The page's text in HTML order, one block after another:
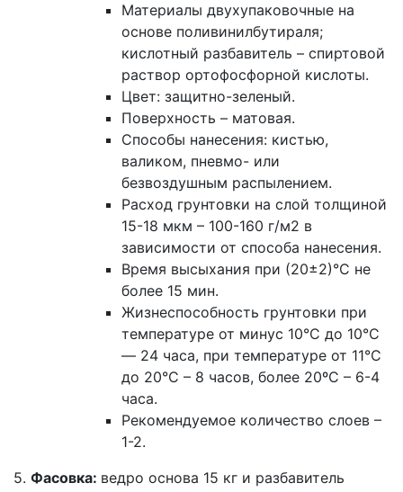
Материалы двухупаковочные на
основе поливинилбутираля;
кислотный разбавитель – спиртовой
раствор ортофосфорной кислоты.
Цвет: защитно-зеленый.
Поверхность – матовая.
Способы нанесения: кистью,
валиком, пневмо- или
безвоздушным распылением.
Расход грунтовки на слой толщиной
15-18 мкм – 100-160 г/м2 в
зависимости от способа нанесения.
Время высыхания при (20±2)°С не
более 15 мин.
Жизнеспособность грунтовки при
температуре от минус 10°С до 10°С
— 24 часа, при температуре от 11°С
до 20°С – 8 часов, более 20ºС – 6-4
часа.
Рекомендуемое количество слоев –
1-2.
5. Фасовка: ведро основа 15 кг и разбавитель